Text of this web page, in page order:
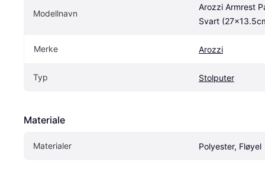
Modellnavn
Arozzi Armrest
Svart
Merke Arozzi
Typ Stolputer
Materiale
Materialer Polyester, Fløyel